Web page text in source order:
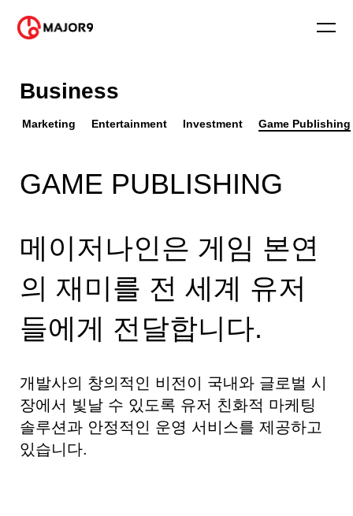
Business
Marketing Entertainment Investment Game Publishing
GAME PUBLISHING
메이저나인은 게임 본연
의 재미를 전 세계 유저
들에게 전달합니다.
개발사의 창의적인 비전이 국내와 글로벌 시
장에서 빛날 수 있도록 유저 친화적 마케팅
솔루션과 안정적인 운영 서비스를 제공하고
있습니다.